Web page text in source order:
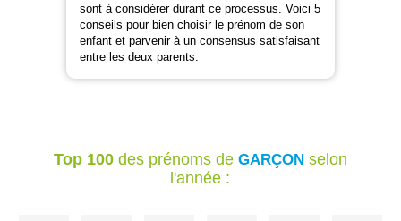
sont à considérer durant ce processus. Voici 5
conseils pour bien choisir le prénom de son
enfant et parvenir à un consensus satisfaisant
entre les deux parents.
Top 100des prénoms de GARÇONselon
l'année :